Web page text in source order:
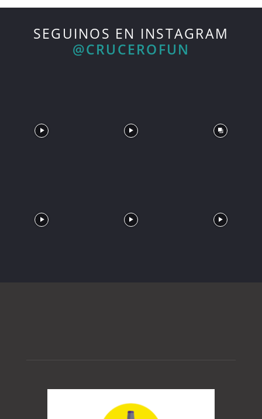
SEGUINOS EN INSTAGRAM
@CRUCEROFUN